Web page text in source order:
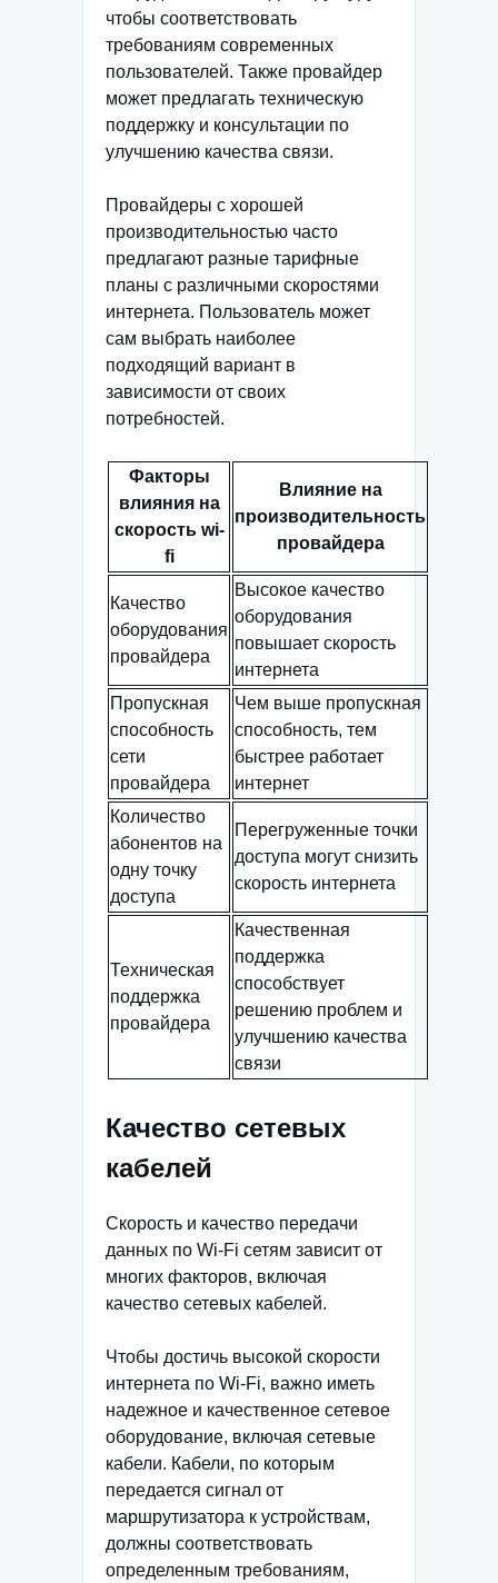
чтобы соответствовать
требованиям современных
пользователей. Также провайдер
может предлагать техническую
поддержку и консультации по
улучшению качества связи.
Провайдеры с хорошей
производительностью часто
предлагают разные тарифные
планы с различными скоростями
интернета. Пользователь может
сам выбрать наиболее
подходящий вариант в
зависимости от своих
потребностей.
Факторы
влияния на
скорость wi-
fi
Влияние на
производительность
провайдера
Качество
оборудования
провайдера
Высокое качество
оборудования
повышает скорость
интернета
Пропускная
способность
сети
провайдера
Чем выше пропускная
способность, тем
быстрее работает
интернет
Количество
абонентов на
одну точку
доступа
Перегруженные точки
доступа могут снизить
скорость интернета
Техническая
поддержка
провайдера
Качественная
поддержка
способствует
решению проблем и
улучшению качества
связи
Качество сетевых
кабелей
Скорость и качество передачи
данных по Wi-Fi сетям зависит от
многих факторов, включая
качество сетевых кабелей.
Чтобы достичь высокой скорости
интернета по Wi-Fi, важно иметь
надежное и качественное сетевое
оборудование, включая сетевые
кабели. Кабели, по которым
передается сигнал от
маршрутизатора к устройствам,
должны соответствовать
определенным требованиям,